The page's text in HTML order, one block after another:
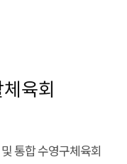
육회
통합 수영구체육회